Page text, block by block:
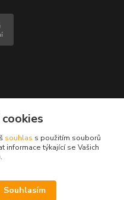
souhlas s použitím souborů
informace týkající se Vašich
Souhlasím